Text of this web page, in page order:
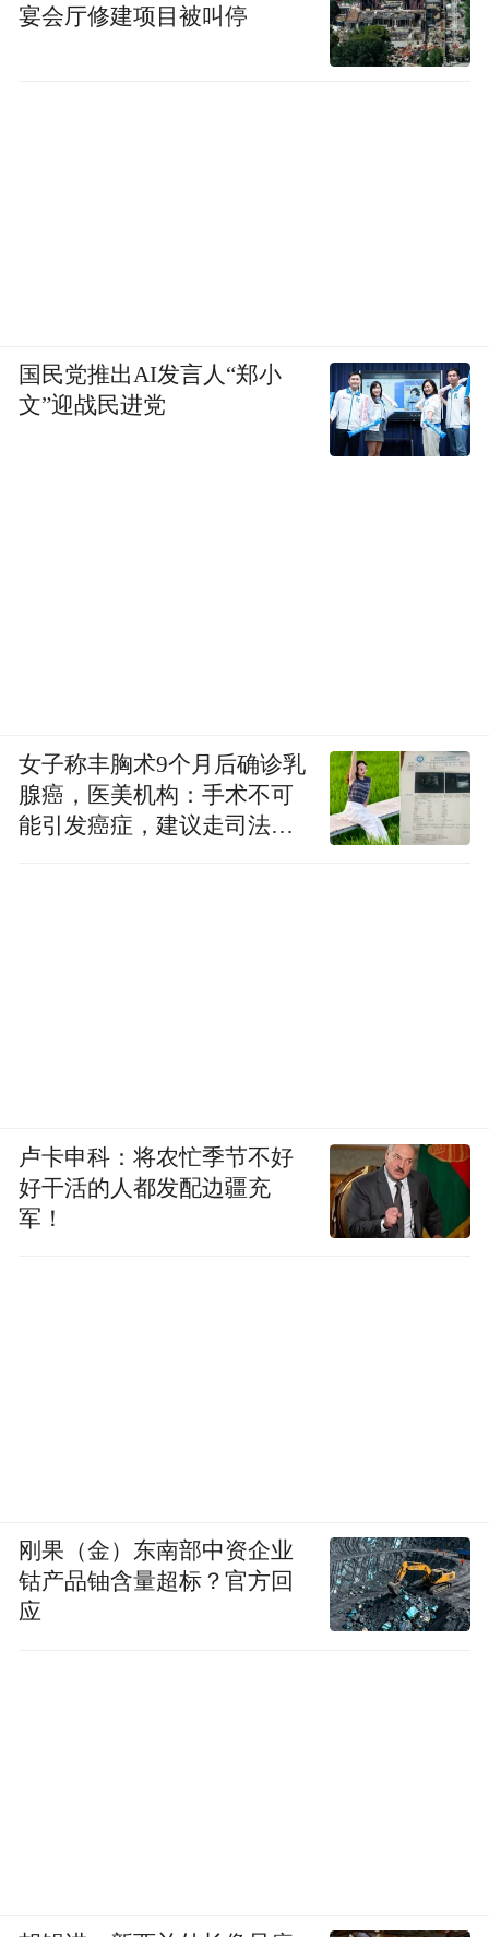
宴会厅修建项目被叫停
国民党推出AI发言人“郑小
文”迎战民进党
女子称丰胸术9个月后确诊乳
腺癌，医美机构：手术不可
能引发癌症，建议走司法途
卢卡申科：将农忙季节不好
好干活的人都发配边疆充
军！
刚果（金）东南部中资企业
钴产品铀含量超标？官方回
应